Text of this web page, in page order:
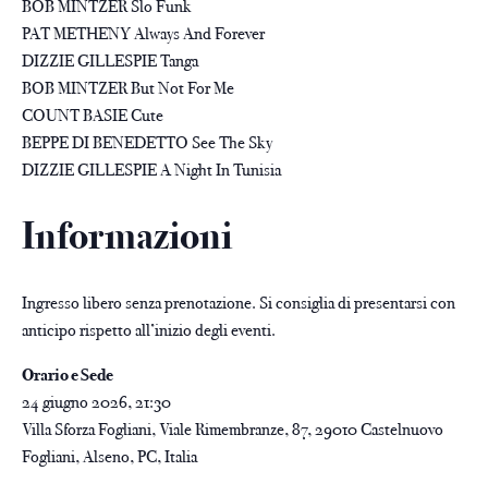
BOB MINTZER Slo Funk
PAT METHENY Always And Forever
DIZZIE GILLESPIE Tanga
BOB MINTZER But Not For Me
COUNT BASIE Cute
BEPPE DI BENEDETTO See The Sky
DIZZIE GILLESPIE A Night In Tunisia
Informazioni
Ingresso libero senza prenotazione. Si consiglia di presentarsi con
anticipo rispetto all’inizio degli eventi.
Orario e Sede
24 giugno 2026, 21:30
Villa Sforza Fogliani, Viale Rimembranze, 87, 29010 Castelnuovo
Fogliani, Alseno, PC, Italia